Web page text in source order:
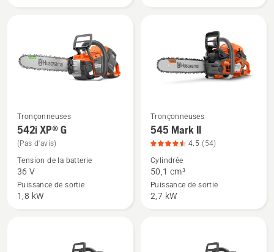
Voir
plus
de
détails
sur
542i
Tronçonneuses
542i XP® G
(Pas d'avis)
Tension de la batterie
36 V
Puissance de sortie
1,8 kW
Voir
plus
de
détails
sur
545
Tronçonneuses
545 Mark II
4.5 (54)
Cylindrée
50,1 cm³
Puissance de sortie
2,7 kW